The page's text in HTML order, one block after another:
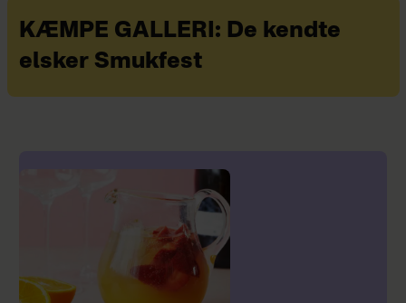
KÆMPE GALLERI: De kendte
elsker Smukfest